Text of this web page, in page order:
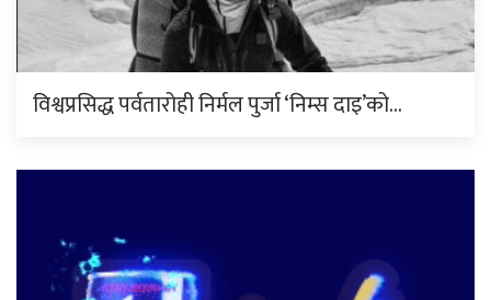
विश्वप्रसिद्ध पर्वतारोही निर्मल पुर्जा ‘निम्स दाइ’को…